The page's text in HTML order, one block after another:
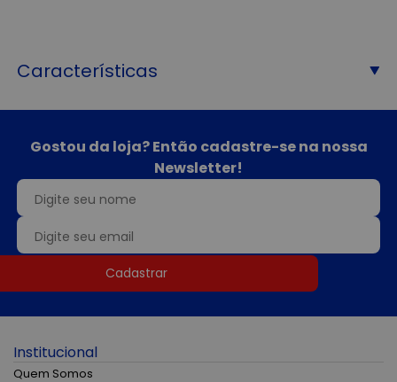
Características
Gostou da loja? Então cadastre-se na nossa
Newsletter!
Cadastrar
Institucional
Quem Somos